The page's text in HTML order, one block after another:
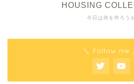
今日は何を作ろう
HOUSING
＼ Follow me